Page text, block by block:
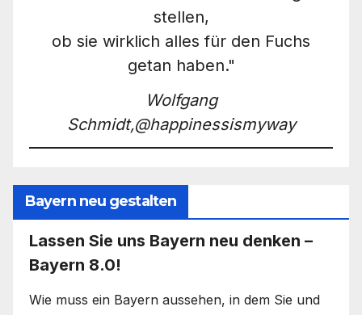
stellen,
ob sie wirklich alles für den Fuchs
getan haben."
Wolfgang
Schmidt,@happinessismyway
Bayern neu gestalten
Lassen Sie uns Bayern neu denken –
Bayern 8.0!
Wie muss ein Bayern aussehen, in dem Sie und